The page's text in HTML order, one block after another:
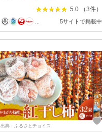
ツ 食物繊維 おやつ スイー
ツ 送料無料 福岡県 うきは
市
5.0 （3件）
5サイトで掲載中
出典：ふるさとチョイス